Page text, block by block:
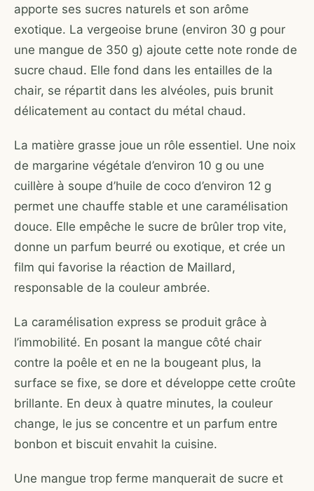
apporte ses sucres naturels et son arôme
exotique. La vergeoise brune (environ 30 g pour
une mangue de 350 g) ajoute cette note ronde de
sucre chaud. Elle fond dans les entailles de la
chair, se répartit dans les alvéoles, puis brunit
délicatement au contact du métal chaud.
La matière grasse joue un rôle essentiel. Une noix
de margarine végétale d’environ 10 g ou une
cuillère à soupe d’huile de coco d’environ 12 g
permet une chauffe stable et une caramélisation
douce. Elle empêche le sucre de brûler trop vite,
donne un parfum beurré ou exotique, et crée un
film qui favorise la réaction de Maillard,
responsable de la couleur ambrée.
La caramélisation express se produit grâce à
l’immobilité. En posant la mangue côté chair
contre la poêle et en ne la bougeant plus, la
surface se fixe, se dore et développe cette croûte
brillante. En deux à quatre minutes, la couleur
change, le jus se concentre et un parfum entre
bonbon et biscuit envahit la cuisine.
Une mangue trop ferme manquerait de sucre et